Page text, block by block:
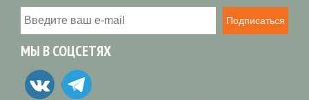
Подписаться
МЫ В СОЦСЕТЯХ